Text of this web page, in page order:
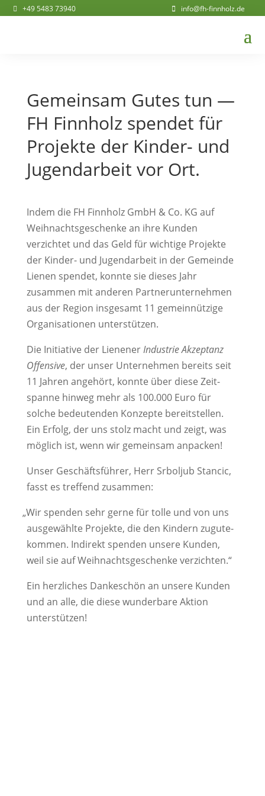
+49 5483 73940 info@fh-finnholz.de
Gemeinsam Gutes tun —
FH Finn­holz spendet für
Projekte der Kinder- und
Jugend­ar­beit vor Ort.
Indem die FH Finn­holz GmbH &Co. KG auf
Weih­nachts­ge­schenke an ihre Kunden
verzichtet und das Geld für wich­tige Projekte
der Kinder- und Jugend­ar­beit in der Gemeinde
Lienen spendet, konnte sie dieses Jahr
zusammen mit anderen Part­ner­un­ter­nehmen
aus der Region insge­samt 11 gemein­nüt­zige
Orga­ni­sa­tionen unterstützen.
Die Initia­tive der LienenerIndus­trie Akzep­tanz
Offen­sive, der unser Unter­nehmen bereits seit
11 Jahren ange­hört, konnte über diese Zeit­
spanne hinweg mehr als 100.000 Euro für
solche bedeu­tenden Konzepte bereit­stellen.
Ein Erfolg, der uns stolz macht und zeigt, was
möglich ist, wenn wir gemeinsam anpacken!
Unser Geschäfts­führer, Herr Srboljub Stancic,
fasst es tref­fend zusammen:
„Wir spenden sehr gerne für tolle und von uns
ausge­wählte Projekte, die den Kindern zugu­te­
kommen. Indi­rekt spenden unsere Kunden,
weil sie auf Weih­nachts­ge­schenke verzichten.“
Ein herz­li­ches Danke­schön an unsere Kunden
und an alle, die diese wunder­bare Aktion
unterstützen!